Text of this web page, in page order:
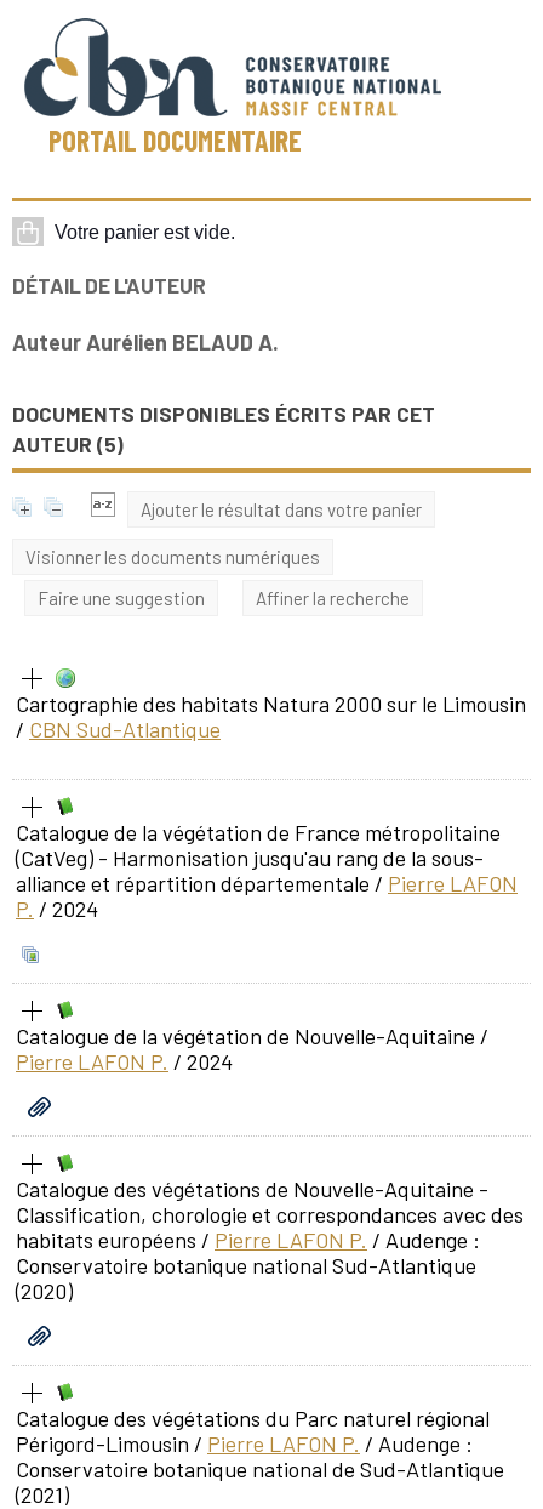
PORTAIL DOCUMENTAIRE
DÉTAIL DE L'AUTEUR
Auteur Aurélien BELAUD A.
DOCUMENTS DISPONIBLES ÉCRITS PAR CET
AUTEUR (5)
Ajouter le résultat dans votre panier
Visionner les documents numériques
Faire une suggestion
Affiner la recherche
Cartographie des habitats Natura 2000 sur le Limousin
/ CBN Sud-Atlantique
Catalogue de la végétation de France métropolitaine
(CatVeg) - Harmonisation jusqu'au rang de la sous-
alliance et répartition départementale / Pierre LAFON
P. / 2024
Catalogue de la végétation de Nouvelle-Aquitaine /
Pierre LAFON P. / 2024
Catalogue des végétations de Nouvelle-Aquitaine -
Classification, chorologie et correspondances avec des
habitats européens / Pierre LAFON P. / Audenge :
Conservatoire botanique national Sud-Atlantique
(2020)
Catalogue des végétations du Parc naturel régional
Périgord-Limousin / Pierre LAFON P. / Audenge :
Conservatoire botanique national de Sud-Atlantique
(2021)